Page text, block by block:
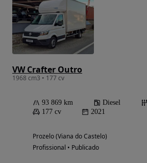
VW Crafter Outro
1968 cm3 • 177 cv
93 869 km Diesel
177 cv
2021
Prozelo (Viana do Castelo)
Profissional • Publicado